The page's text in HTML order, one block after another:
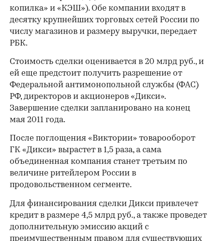
копилка» и «КЭШ»). Обе компании входят в
десятку крупнейших торговых сетей России по
числу магазинов и размеру выручки, передает
РБК.
Стоимость сделки оценивается в 20 млрд руб., и
ей еще предстоит получить разрешение от
Федеральной антимонопольной службы (ФАС)
РФ, директоров и акционеров «Дикси».
Завершение сделки запланировано на конец
мая 2011 года.
После поглощения «Виктории» товарооборот
ГК «Дикси» вырастет в 1,5 раза, а сама
объединенная компания станет третьим по
величине ритейлером России в
продовольственном сегменте.
Для финансирования сделки Дикси привлечет
кредит в размере 4,5 млрд руб., а также проведет
дополнительную эмиссию акций с
преимущественным правом для существующих